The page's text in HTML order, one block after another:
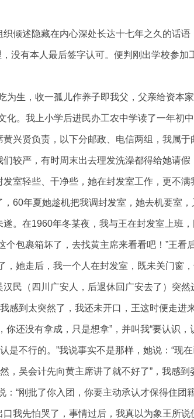
倾述隐藏在内心深处长达十七年之久的话语
没有本人最后签字认可。便判刚出学校参加
生，收一孤儿作养子即我父，父亲给资本
。我上小学后进民办工农中学读了一年初
兴贤负责，以下分邮政、电信两组，我属
较严，有时周末出去理发洗澡都得给她请假
室轻些、干净些，她在封发室工作，更不满
60年夏她趁机把我调封发室，她去机要室
。在1960年冬某夜，我与王在封发室上班
包裹箱坏了，去找黄主席来看看吧！”王看
她走后，我一个人在封发室，既未关门窗
民（四川广安人，后退休回广安去了）突
感到太突然了，我还未开口，王这时便走进
还没有拿成，只是想拿”，并叫我“要认识
是不行的。”我说事实不是那样，她说：“现
，吴会计先向黄主席讲了就不好了”，我感到
“刚批了你入团，你要主动承认才保得住团
我先怕哭了，事情过后，我真以为象王所说